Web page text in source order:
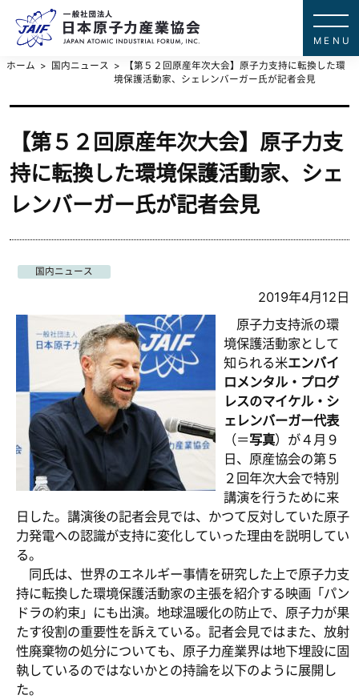
ホーム 国内ニュース
【第５２回原産年次大会】原子力支持に転換した環
境保護活動家、シェレンバーガー氏が記者会見
【第５２回原産年次大会】原子力支
持に転換した環境保護活動家、シェ
レンバーガー氏が記者会見
国内ニュース
2019年4月12日
原子力支持派の環
境保護活動家として
知られる米エンバイ
ロメンタル・プログ
レスのマイケル・シ
ェレンバーガー代表
（＝写真）が４月９
日、原産協会の第５
２回年次大会で特別
講演を行うために来
日した。講演後の記者会見では、かつて反対していた原子
力発電への認識が支持に変化していった理由を説明してい
る。
同氏は、世界のエネルギー事情を研究した上で原子力支
持に転換した環境保護活動家の主張を紹介する映画「パン
ドラの約束」にも出演。地球温暖化の防止で、原子力が果
たす役割の重要性を訴えている。記者会見ではまた、放射
性廃棄物の処分についても、原子力産業界は地下埋設に固
執しているのではないかとの持論を以下のように展開し
た。